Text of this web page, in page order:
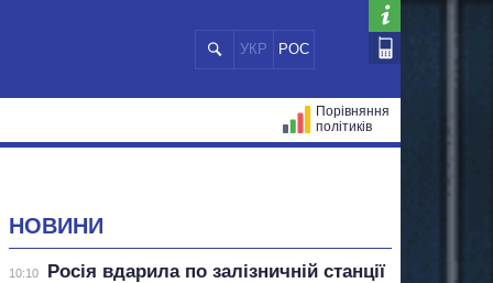
УКР РОС
Порівняння
політиків
НОВИНИ
10:10
Росія вдарила по залізничній станції